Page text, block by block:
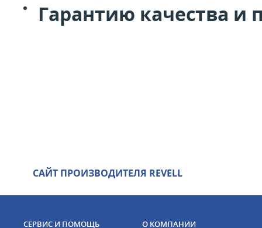
Гарантию качества и
САЙТ ПРОИЗВОДИТЕЛЯ REVELL
СЕРВИС И ПОМОЩЬ О КОМПАНИИ